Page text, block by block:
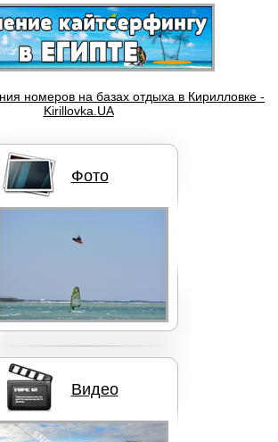
Бордшорты Quik Silver
Кайты F-ONE BANDIT
Кайты NORTH
номеров на базах отдыха в Кирилловке -
Kirillovka.UA
Фото
Видео